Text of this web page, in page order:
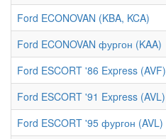
Ford ECONOVAN (KBA, KCA)
Ford ECONOVAN фургон (KAA)
Ford ESCORT '86 Express (AVF)
Ford ESCORT '91 Express (AVL)
Ford ESCORT '95 фургон (AVL)